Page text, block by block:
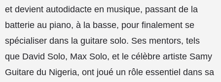
et devient autodidacte en musique, passant de la
batterie au piano, à la basse, pour finalement se
spécialiser dans la guitare solo. Ses mentors, tels
que David Solo, Max Solo, et le célèbre artiste Samy
Guitare du Nigeria, ont joué un rôle essentiel dans sa